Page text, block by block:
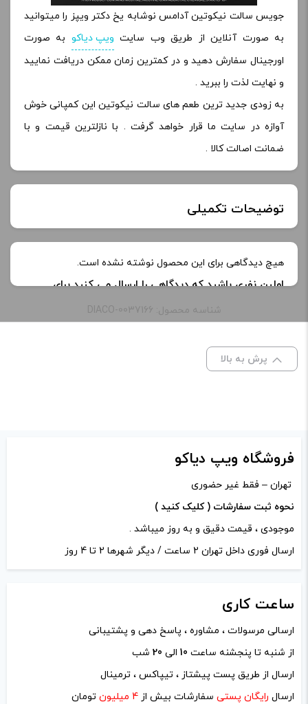
جویس سالت نیکوتین آدامس نوشابه یخ دکتر ویپز را میتوانید
به صورت آنلاین از طریق وب سایت ویپ دیاکو به صورت
اورجینال سفارش دهید و در کمترین زمان ممکن دریافت نمایید
و نهایت لذت را ببرید .
به زودی جدید ترین طعم های سالت نیکوتین این کمپانی خوش
آوازه در سایت ما قرار خواهد گرفت . با نازلترین قیمت و با
ضمانت اصالت کالا .
توضیحات تکمیلی
خنکی یخ دار
نیکوتین: 30 میلی گرم, 50 میلی گرم
هیچ دیدگاهی برای این محصول نوشته نشده است.
اولین نفری باشید که دیدگاهی را ارسال می کنید برای
“سالت آدامس نوشابه یخ دکتر ویپز | Dr Vapes
نشانی ایمیل شما منتشر نخواهد شد.
علامت‌گذاری شده‌اند
دیدگاه شما*
نام*
شناسه محصول: DIACO-0037166
پرش به بالا
فروشگاه ویپ دیاکو
تهران – فقط غیر حضوری
نحوه ثبت سفارشات ( کلیک کنید )
موجودی ، قیمت دقیق و به روز میباشد .
ارسال فوری داخل تهران 2 ساعت / دیگر شهرها 2 تا 4 روز
ساعت کاری
ارسالی مرسولات ، مشاوره ، پاسخ دهی و پشتیبانی
از شنبه تا پنجشنه ساعت 10 الی 20 شب
ارسال از طریق پست پیشتاز ، تیپاکس ، ترمینال
ارسال رایگان پستی سفارشات بیش از 4 میلیون تومان